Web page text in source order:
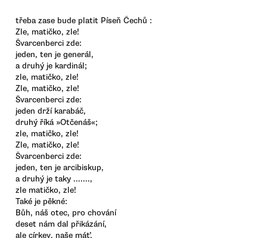
třeba zase bude platit Píseň Čechů :
Zle, matičko, zle!
Švarcenberci zde:
jeden, ten je generál,
a druhý je kardinál;
zle, matičko, zle!
Zle, matičko, zle!
Švarcenberci zde:
jeden drží karabáč,
druhý říká »Otčenáš«;
zle, matičko, zle!
Zle, matičko, zle!
Švarcenberci zde:
jeden, ten je arcibiskup,
a druhý je taky .......,
zle matičko, zle!
Také je pěkné:
Bůh, náš otec, pro chování
deset nám dal přikázání,
ale církev, naše máť,